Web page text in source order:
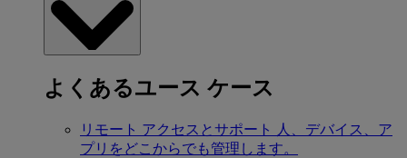
よくあるユース ケース
リモート アクセスとサポート
人、デバイス、ア
プリをどこからでも管理します。